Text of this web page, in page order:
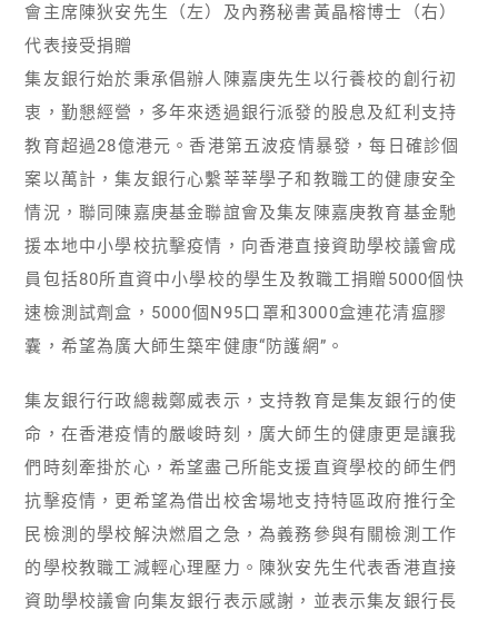
會主席陳狄安先生（左）及內務秘書黃晶榕博士（右）
代表接受捐贈
集友銀行始於秉承倡辦人陳嘉庚先生以行養校的創行初
衷，勤懇經營，多年來透過銀行派發的股息及紅利支持
教育超過28億港元。香港第五波疫情暴發，每日確診個
案以萬計，集友銀行心繫莘莘學子和教職工的健康安全
情況，聯同陳嘉庚基金聯誼會及集友陳嘉庚教育基金馳
援本地中小學校抗擊疫情，向香港直接資助學校議會成
員包括80所直資中小學校的學生及教職工捐贈5000個快
速檢測試劑盒，5000個N95口罩和3000盒連花清瘟膠
囊，希望為廣大師生築牢健康“防護網”。
集友銀行行政總裁鄭威表示，支持教育是集友銀行的使
命，在香港疫情的嚴峻時刻，廣大師生的健康更是讓我
們時刻牽掛於心，希望盡己所能支援直資學校的師生們
抗擊疫情，更希望為借出校舍場地支持特區政府推行全
民檢測的學校解決燃眉之急，為義務參與有關檢測工作
的學校教職工減輕心理壓力。陳狄安先生代表香港直接
資助學校議會向集友銀行表示感謝，並表示集友銀行長